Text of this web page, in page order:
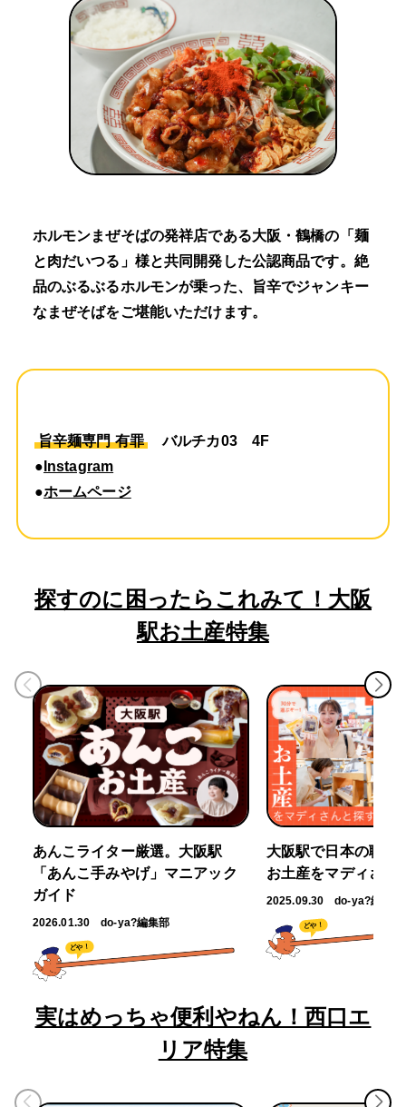
ホルモンまぜそばの発祥店である大阪・鶴橋の「麺
と肉だいつる」様と共同開発した公認商品です。絶
品のぶるぶるホルモンが乗った、旨辛でジャンキー
なまぜそばをご堪能いただけます。
旨辛麺専門 有罪 バルチカ03 4F
● Instagram
●ホームページ
探すのに困ったらこれみて！大阪
駅お土産特集
あんこライター厳選。大阪駅
「あんこ手みやげ」マニアック
ガイド
2026.01.30 do-ya?編集部
どや！
大阪駅で日本の職人
お土産をマディさん
2025.09.30 do-ya?編集部
どや！
実はめっちゃ便利やねん！西口エ
リア特集